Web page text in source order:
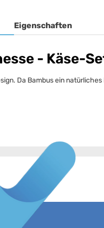
Eigenschaften
- Käse-
Da Bambus ein